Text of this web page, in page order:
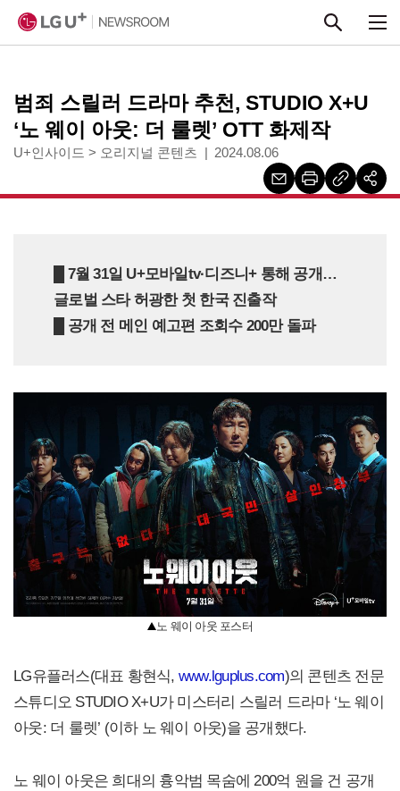
범죄 스릴러 드라마 추천, STUDIO X+U
‘노 웨이 아웃: 더 룰렛’ OTT 화제작
U+인사이드 > 오리지널 콘텐츠 2024.08.06
7월 31일 U+모바일tv·디즈니+ 통해 공개…
글로벌 스타 허광한 첫 한국 진출작
█ 공개 전 메인 예고편 조회수 200만 돌파
노 웨이 아웃 포스터
LG유플러스(대표 황현식, www.lguplus.com)의 콘텐츠 전문
스튜디오 STUDIO X+U가 미스터리 스릴러 드라마 ‘노 웨이
아웃: 더 룰렛’ (이하 노 웨이 아웃)을 공개했다.
노 웨이 아웃은 희대의 흉악범 목숨에 200억 원을 건 공개